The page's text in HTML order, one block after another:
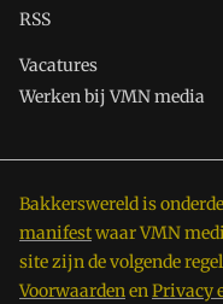
RSS
Vacatures
Werken bij VMN media
Bakkerswereld is
manifestwaar VMN
site zijn de volgende
VoorwaardenenPrivacy